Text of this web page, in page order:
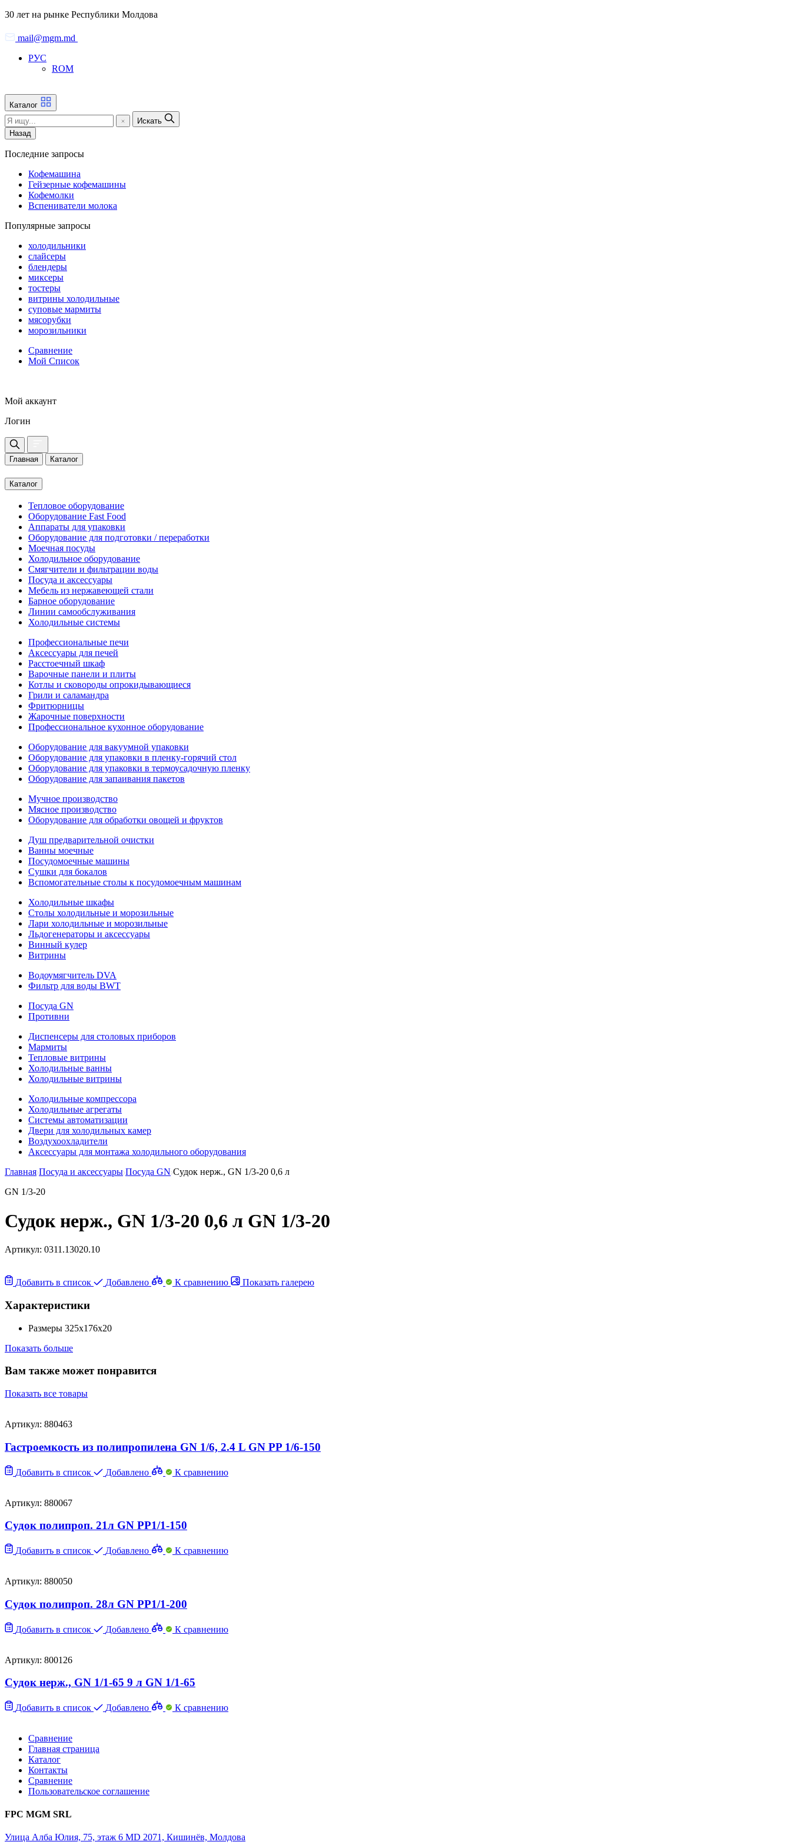
Skip
the
content
30 лет на рынке Республики Молдова
mail@mgm.md
РУС
ROM
Каталог
Искать
Назад
Последние запросы
Кофемашина
Гейзерные кофемашины
Кофемолки
Вспениватели молока
Популярные запросы
холодильники
слайсеры
блендеры
миксеры
тостеры
витрины холодильные
суповые мармиты
мясорубки
морозильники
Сравнение
Мой Список
Мой аккаунт
Логин
Главная Каталог
Каталог
Тепловое оборудование
Оборудование Fast Food
Аппараты для упаковки
Оборудование для подготовки / переработки
Моечная посуды
Холодильное оборудование
Смягчители и фильтрации воды
Посуда и аксессуары
Мебель из нержавеющей стали
Барное оборудование
Линии самообслуживания
Холодильные системы
Профессиональные печи
Аксессуары для печей
Расстоечный шкаф
Варочные панели и плиты
Котлы и сковороды опрокидывающиеся
Грили и саламандра
Фритюрницы
Жарочные поверхности
Профессиональное кухонное оборудование
Оборудование для вакуумной упаковки
Оборудование для упаковки в пленку-горячий стол
Оборудование для упаковки в термоусадочную пленку
Оборудование для запаивания пакетов
Мучное производство
Мясное производство
Оборудование для обработки овощей и фруктов
Душ предварительной очистки
Ванны моечные
Посудомоечные машины
Сушки для бокалов
Вспомогательные столы к посудомоечным машинам
Холодильные шкафы
Столы холодильные и морозильные
Лари холодильные и морозильные
Льдогенераторы и аксессуары
Винный кулер
Витрины
Водоумягчитель DVA
Фильтр для воды BWT
Посуда GN
Противни
Диспенсеры для столовых приборов
Мармиты
Тепловые витрины
Холодильные ванны
Холодильные витрины
Холодильные компрессора
Холодильные агрегаты
Системы автоматизации
Двери для холодильных камер
Воздухоохладители
Аксессуары для монтажа холодильного оборудования
Главная Посуда и аксессуары Посуда GN Судок нерж., GN 1/3-20 0,6 л
GN 1/3-20
Судок нерж., GN 1/3-20 0,6 л GN 1/3-20
Артикул: 0311.13020.10
Добавить в список Добавлено К сравнению Показать галерею
Характеристики
Размеры 325х176х20
Показать больше
Вам также может понравится
Показать все товары
Артикул: 880463
Гастроемкость из полипропилена GN 1/6, 2.4 L GN PP 1/6-150
Добавить в список Добавлено К сравнению
Артикул: 880067
Судок полипроп. 21л GN PP1/1-150
Добавить в список Добавлено К сравнению
Артикул: 880050
Судок полипроп. 28л GN PP1/1-200
Добавить в список Добавлено К сравнению
Артикул: 800126
Судок нерж., GN 1/1-65 9 л GN 1/1-65
Добавить в список Добавлено К сравнению
Сравнение
Главная страница
Каталог
Контакты
Сравнение
Пользовательское соглашение
FPC MGM SRL
Улица Алба Юлия, 75, этаж 6 MD 2071, Кишинёв, Молдова